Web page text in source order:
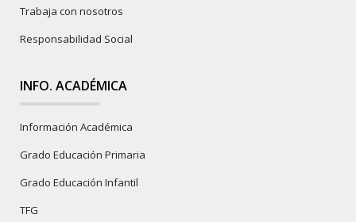
Trabaja con nosotros
Responsabilidad Social
INFO. ACADÉMICA
Información Académica
Grado Educación Primaria
Grado Educación Infantil
TFG